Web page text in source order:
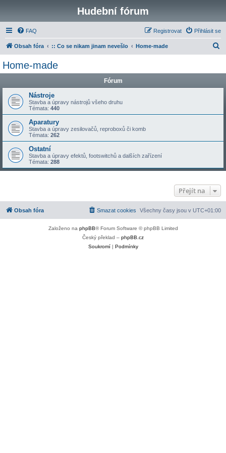
Hudební fórum
FAQ Přihlásit se
Registrovat
Obsah fóra :: Co se nikam jinam nevešlo Home-made
Home-made
Fórum
Nástroje
Stavba a úpravy nástrojů všeho druhu
Témata: 440
Aparatury
Stavba a úpravy zesilovačů, reproboxů či komb
Témata: 262
Ostatní
Stavba a úpravy efektů, footswitchů a dalších zařízení
Témata: 288
Přejít na
Obsah fóra Všechny časy jsou v UTC+01:00
Smazat cookies
Založeno na phpBB® Forum Software © phpBB Limited
Český překlad – phpBB.cz
Soukromí| Podmínky